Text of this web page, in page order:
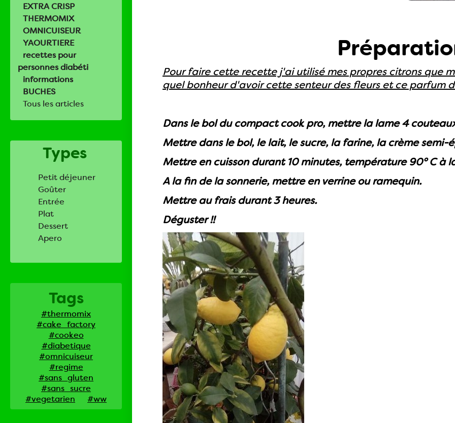
EXTRA CRISP
THERMOMIX
OMNICUISEUR
YAOURTIERE
recettes pour
personnes diabéti
informations
BUCHES
Tous les articles
Types
Petit déjeuner
Goûter
Entrée
Plat
Dessert
Apero
Tags
#thermomix
#cake_factory
#cookeo
#diabetique
#omnicuiseur
#regime
#sans_gluten
#sans_sucre
#vegetarien
#ww
Pour faire cette recette j'ai utilisé mes propres citrons que
quel bonheur d'avoir cette senteur des fleurs et ce parfum
Dans le bol du compact cook pro, mettre la lame 4
Mettre dans le bol, le lait, le sucre, la farine, la crème semi-
Mettre en cuisson durant 10 minutes, température 90° C à
A la fin de la sonnerie, mettre en verrine ou ramequin.
Mettre au frais durant 3 heures.
Déguster !!